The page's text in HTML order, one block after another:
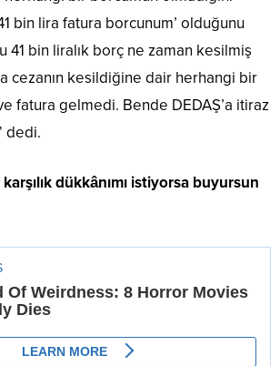
bin lira fatura borcunum’ olduğunu
41 bin liralık borç ne zaman kesilmiş
cezanın kesildiğine dair herhangi bir
fatura gelmedi. Bende DEDAŞ’a itiraz
dedi.
dükkânımı istiyorsa buyursun